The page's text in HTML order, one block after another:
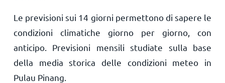
Le previsioni sui 14 giorni permettono di sapere le
condizioni climatiche giorno per giorno, con
anticipo. Previsioni mensili studiate sulla base
della media storica delle condizioni meteo in
Pulau Pinang.